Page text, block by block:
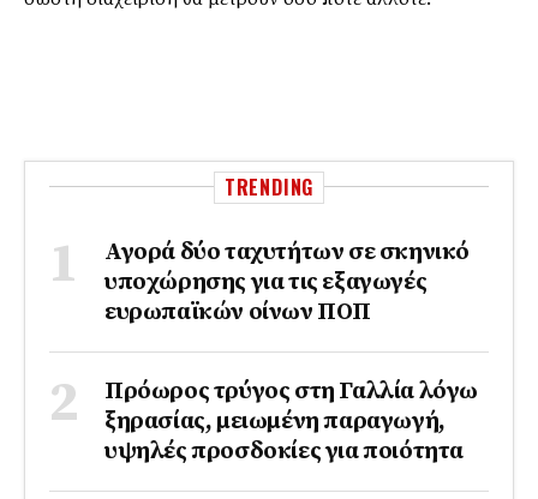
TRENDING
Αγορά δύο ταχυτήτων σε σκηνικό
υποχώρησης για τις εξαγωγές
ευρωπαϊκών οίνων ΠΟΠ
Πρόωρος τρύγος στη Γαλλία λόγω
ξηρασίας, μειωμένη παραγωγή,
υψηλές προσδοκίες για ποιότητα